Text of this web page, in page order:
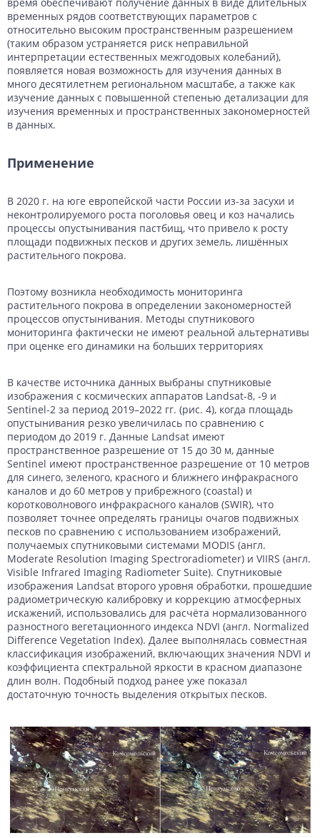
временных рядов соответствующих параметров с
относительно высоким пространственным разрешением
(таким образом устраняется риск неправильной
интерпретации естественных межгодовых колебаний),
появляется новая возможность для изучения данных в
много десятилетнем региональном масштабе, а также как
изучение данных с повышенной степенью детализации для
изучения временных и пространственных закономерностей
в данных.
Применение
В 2020 г. на юге европейской части России из-за засухи и
неконтролируемого роста поголовья овец и коз начались
процессы опустынивания пастбищ, что привело к росту
площади подвижных песков и других земель, лишённых
растительного покрова.
Поэтому возникла необходимость мониторинга
растительного покрова в определении закономерностей
процессов опустынивания. Методы спутникового
мониторинга фактически не имеют реальной альтернативы
при оценке его динамики на больших территориях
В качестве источника данных выбраны спутниковые
изображения с космических аппаратов Landsat-8, -9 и
Sentinel-2 за период 2019–2022 гг. (рис. 4), когда площадь
опустынивания резко увеличилась по сравнению с
периодом до 2019 г. Данные Landsat имеют
пространственное разрешение от 15 до 30 м, данные
Sentinel имеют пространственное разрешение от 10 метров
для синего, зеленого, красного и ближнего инфракрасного
каналов и до 60 метров у прибрежного (coastal) и
коротковолнового инфракрасного каналов (SWIR), что
позволяет точнее определять границы очагов подвижных
песков по сравнению с использованием изображений,
получаемых спутниковыми системами MODIS (англ.
Moderate Resolution Imaging Spectroradiometer) и VIIRS (англ.
Visible Infrared Imaging Radiometer Suite). Спутниковые
изображения Landsat второго уровня обработки, прошедшие
радиометрическую калибровку и коррекцию атмосферных
искажений, использовались для расчёта нормализованного
разностного вегетационного индекса NDVI (англ. Normalized
Difference Vegetation Index). Далее выполнялась совместная
классификация изображений, включающих значения NDVI и
коэффициента спектральной яркости в красном диапазоне
длин волн. Подобный подход ранее уже показал
достаточную точность выделения открытых песков.